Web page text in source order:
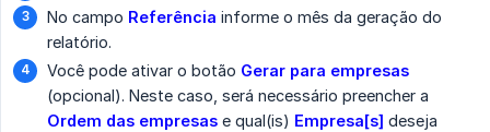
No campo Referência informe o mês da geração do
relatório.
Você pode ativar o botão Gerar para empresas
(opcional). Neste caso, será necessário preencher a
Ordem das empresas e qual(is) Empresa[s] deseja